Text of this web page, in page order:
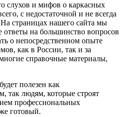
слухов и мифов о каркасных
с недостаточной и не всегда
страницах нашего сайта мы
ответы на большинство вопросов
о непосредственном опыте
как в России, так и за
справочные материалы,
полезен как
так людям, которые строят
профессиональных
готовый.